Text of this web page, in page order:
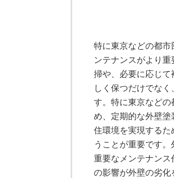
特に東京などの都市
ンテナンスがより
掃や、必要に応じ
しく保つだけでな
す。特に東京など
め、定期的な外壁
住環境を実現する
うことが重要です
重要なメンテナン
の影響が外壁の劣化